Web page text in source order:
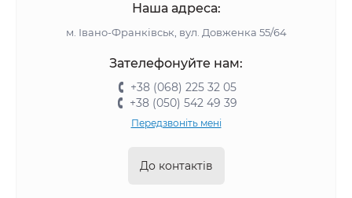
Наша адреса:
м. Івано-Франківськ, вул. Довженка 55/64
Зателефонуйте нам:
+38 (068) 225 32 05
+38 (050) 542 49 39
Передзвоніть мені
До контактів